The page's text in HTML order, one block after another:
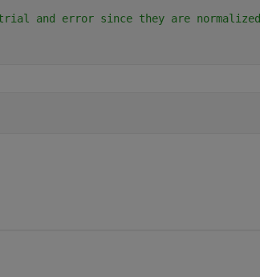
trial and error since they are normalized